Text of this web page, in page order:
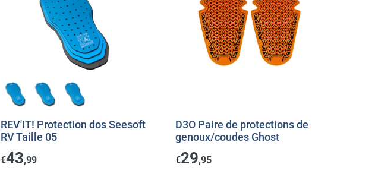
REV'IT! Protection dos Seesoft
RV Taille 05
€43,99
D3O Paire de protections de
genoux/coudes Ghost
€29,95